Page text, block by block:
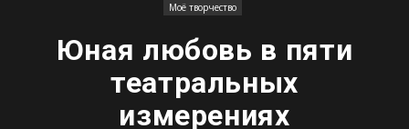
Моё творчество
Юная любовь в пяти
театральных
измерениях